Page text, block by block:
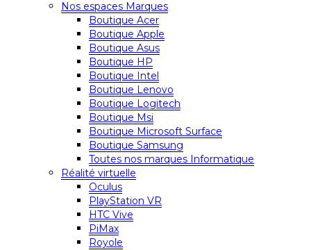
Nos espaces Marques
Boutique Acer
Boutique Apple
Boutique Asus
Boutique HP
Boutique Intel
Boutique Lenovo
Boutique Logitech
Boutique Msi
Boutique Microsoft Surface
Boutique Samsung
Toutes nos marques Informatique
Réalité virtuelle
Oculus
PlayStation VR
HTC Vive
PiMax
Royole